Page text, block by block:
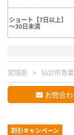
ショート【7日以上】
～30日未満
宮城県 仙台市青
お問合
割引キャンペーン